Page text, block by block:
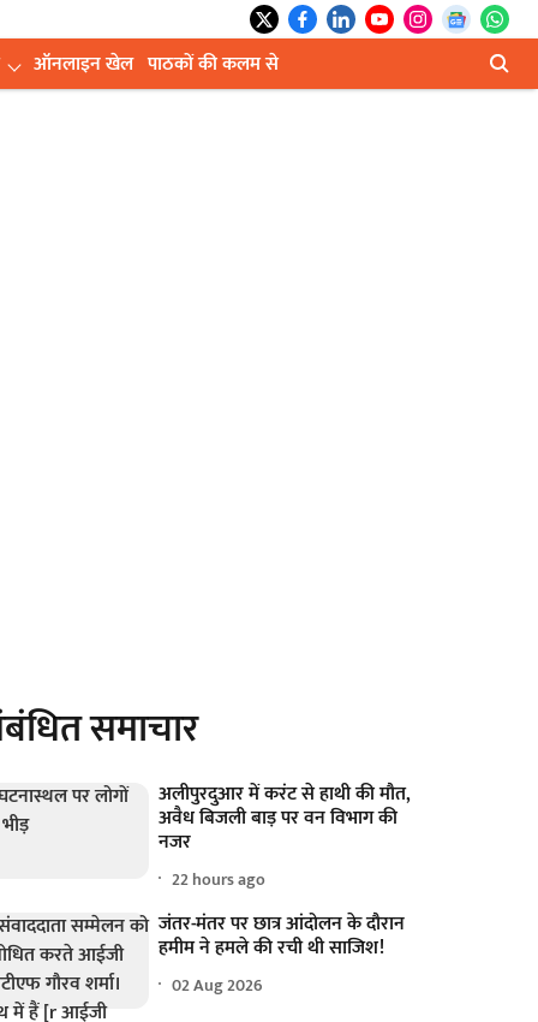
ऑनलाइन खेल पाठकों की कलम से
समाचार
अलीपुरदुआर में करंट से हाथी की मौत,
अवैध बिजली बाड़ पर वन विभाग की
नजर
22 hours ago
जंतर-मंतर पर छात्र आंदोलन के दौरान
हमीम ने हमले की रची थी साजिश!
02 Aug 2026